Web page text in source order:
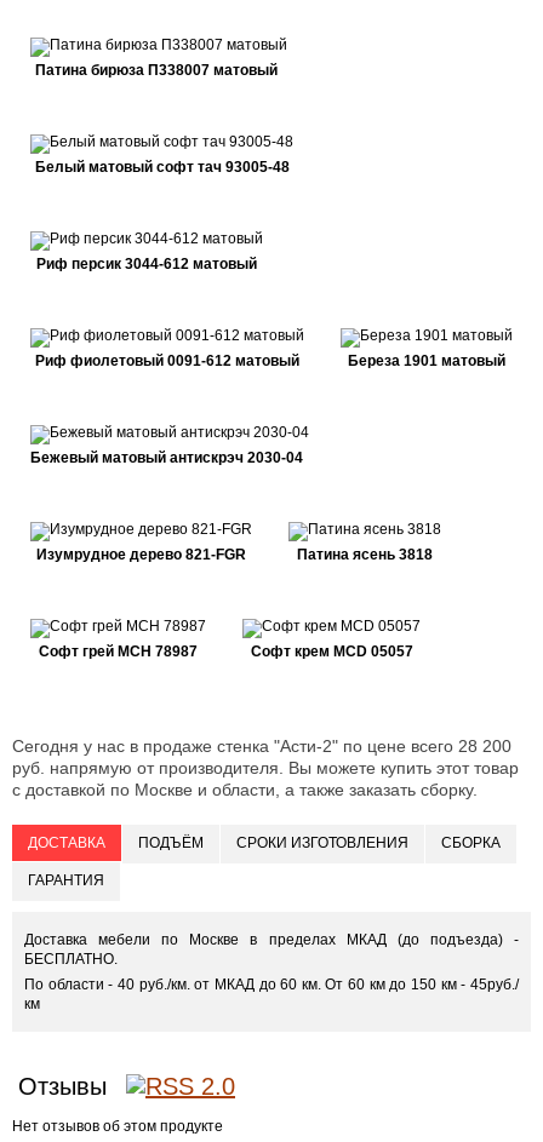
Патина бирюза П338007 матовый
Белый матовый софт тач 93005-48
Риф персик 3044-612 матовый
Риф фиолетовый 0091-612 матовый Береза 1901 матовый
Бежевый матовый антискрэч 2030-04
Изумрудное дерево 821-FGR Патина ясень 3818
Софт грей MCH 78987 Софт крем MCD 05057
Сегодня у нас в продаже стенка "Асти-2" по цене всего 28 200
руб. напрямую от производителя. Вы можете купить этот товар
с доставкой по Москве и области, а также заказать сборку.
ДОСТАВКА ПОДЪЁМ СРОКИ ИЗГОТОВЛЕНИЯ СБОРКА
ГАРАНТИЯ
Доставка мебели по Москве в пределах МКАД (до подъезда) -
БЕСПЛАТНО.
По области - 40 руб./км. от МКАД до 60 км. От 60 км до 150 км - 45руб./
км
Отзывы
Нет отзывов об этом продукте